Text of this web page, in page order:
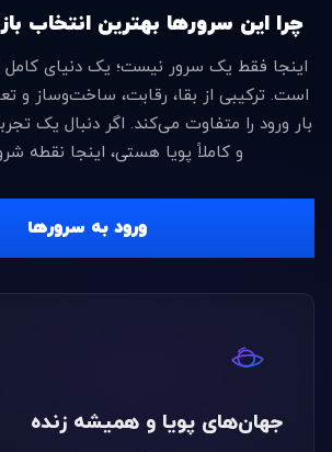
جهان‌های پویا و همیشه زنده
چرا این سرورها بهترین انتخاب
اینجا فقط یک سرور نیست؛ یک دنیای کامل
است. ترکیبی از بقا، رقابت، ساخت‌وساز و
بار ورود را متفاوت می‌کند. اگر دنبال یک
و کاملاً پویا هستی، اینجا نقطه
ورود به سرورها